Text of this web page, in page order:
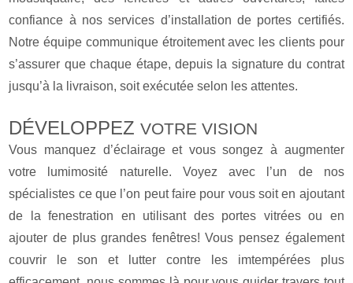
confiance à nos services d’installation de portes certifiés.
Notre équipe communique étroitement avec les clients pour
s’assurer que chaque étape, depuis la signature du contrat
jusqu’à la livraison, soit exécutée selon les attentes.
DÉVELOPPEZVOTRE VISION
Vous manquez d’éclairage et vous songez à augmenter
votre lumimosité naturelle. Voyez avec l’un de nos
spécialistes ce que l’on peut faire pour vous soit en ajoutant
de la fenestration en utilisant des portes vitrées ou en
ajouter de plus grandes fenêtres! Vous pensez également
couvrir le son et lutter contre les imtempérées plus